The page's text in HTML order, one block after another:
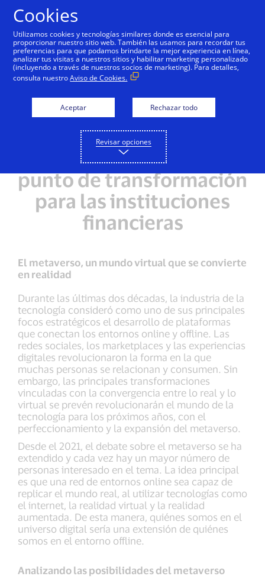
El metaverso como
punto de transformación
para las instituciones
financieras
El metaverso, un mundo virtual que se convierte
en realidad
Durante las últimas dos décadas, la industria de la
tecnología consideró como uno de sus principales
focos estratégicos el desarrollo de plataformas
que conectan los entornos online y offline. Las
redes sociales, los marketplaces y las experiencias
digitales revolucionaron la forma en la que
muchas personas se relacionan y consumen. Sin
embargo, las principales transformaciones
vinculadas con la convergencia entre lo real y lo
virtual se prevén revolucionarán el mundo de la
tecnología para los próximos años, con el
perfeccionamiento y la expansión del metaverso.
Desde el 2021, el debate sobre el metaverso se ha
extendido y cada vez hay un mayor número de
personas interesado en el tema. La idea principal
es que una red de entornos online sea capaz de
replicar el mundo real, al utilizar tecnologías como
el internet, la realidad virtual y la realidad
aumentada. De esta manera, quiénes somos en el
universo digital sería una extensión de quiénes
somos en el entorno offline.
Analizando las posibilidades del metaverso
Cookies
Utilizamos cookies y tecnologías similares donde es esencial para
proporcionar nuestro sitio web. También las usamos para recordar tus
preferencias para que podamos brindarte la mejor experiencia en línea,
analizar tus visitas a nuestros sitios y habilitar marketing personalizado
(incluyendo a través de nuestros socios de marketing). Para detalles,
consulta nuestroAviso de Cookies.
Aceptar Rechazar todo
Revisar opciones